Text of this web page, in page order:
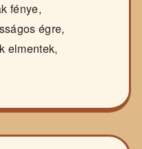
fénye,
égre,
elmentek,